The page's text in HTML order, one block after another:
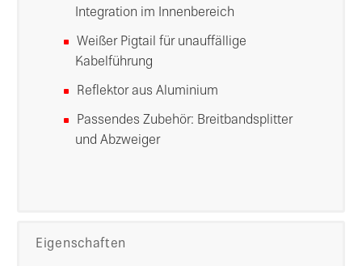
Integration im Innenbereich
Weißer Pigtail für unauffällige
Kabelführung
Reflektor aus Aluminium
Passendes Zubehör: Breitbandsplitter
und Abzweiger
Eigenschaften